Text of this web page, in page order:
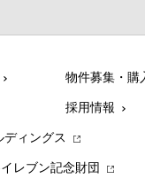
物件募集・購
採用情報
ディングス
レブン記念財団